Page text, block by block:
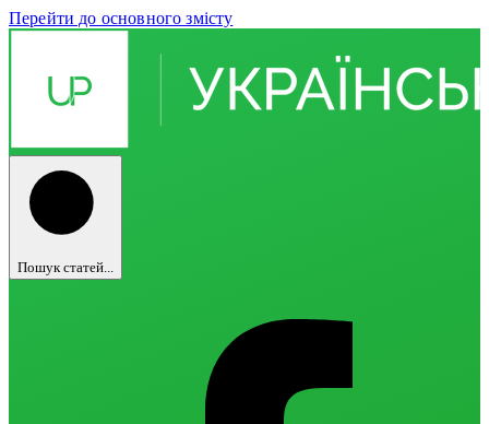
Перейти до основного змісту
Пошук статей...